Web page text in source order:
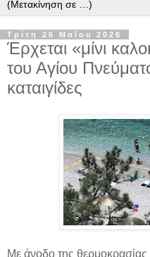
Τρίτη 26 Μαΐου 2026
Έρχεται «μίνι
του Αγίου
καταιγίδες
Με άνοδο της θερμοκρασίας